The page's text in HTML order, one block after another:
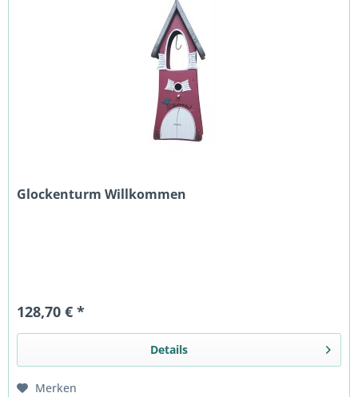
Glockenturm Willkommen
128,70 € *
Details
Merken